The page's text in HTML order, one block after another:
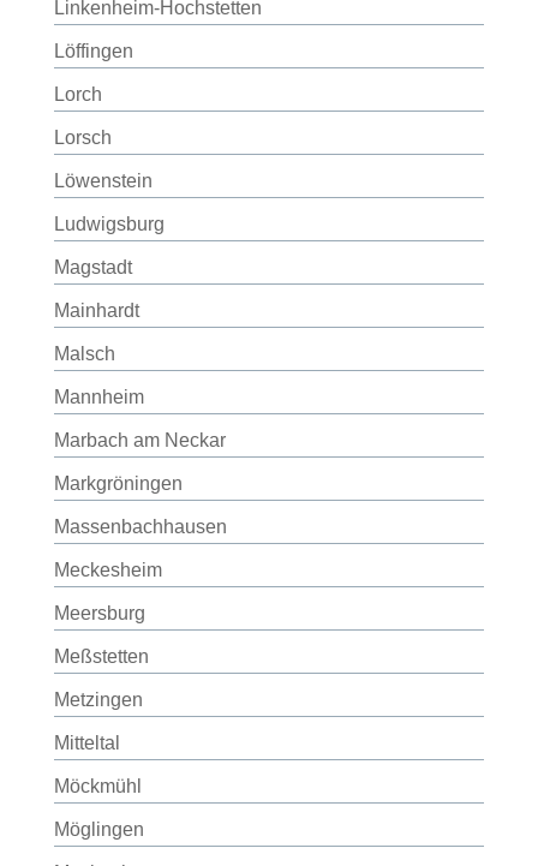
Linkenheim-Hochstetten
Löffingen
Lorch
Lorsch
Löwenstein
Ludwigsburg
Magstadt
Mainhardt
Malsch
Mannheim
Marbach am Neckar
Markgröningen
Massenbachhausen
Meckesheim
Meersburg
Meßstetten
Metzingen
Mitteltal
Möckmühl
Möglingen